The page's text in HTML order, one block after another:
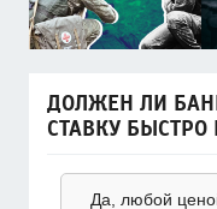
ДОЛЖЕН ЛИ
СТАВКУ